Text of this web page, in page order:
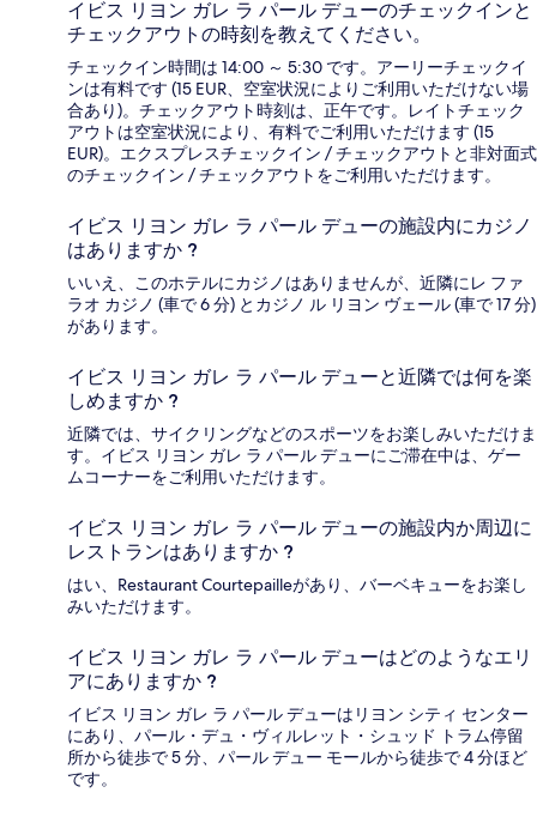
イビス リヨン ガレ ラ パール デューのチェックインと
チェックアウトの時刻を教えてください。
チェックイン時間は 14:00 ～ 5:30 です。アーリーチェックイ
ンは有料です (15 EUR、空室状況によりご利用いただけない場
合あり)。チェックアウト時刻は、正午です。レイトチェック
アウトは空室状況により、有料でご利用いただけます (15
EUR)。エクスプレスチェックイン / チェックアウトと非対面式
のチェックイン / チェックアウトをご利用いただけます。
イビス リヨン ガレ ラ パール デューの施設内にカジノ
はありますか ?
いいえ、このホテルにカジノはありませんが、近隣にレ ファ
ラオ カジノ (車で 6 分) とカジノ ル リヨン ヴェール (車で 17 分)
があります。
イビス リヨン ガレ ラ パール デューと近隣では何を楽
しめますか ?
近隣では、サイクリングなどのスポーツをお楽しみいただけま
す。イビス リヨン ガレ ラ パール デューにご滞在中は、ゲー
ムコーナーをご利用いただけます。
イビス リヨン ガレ ラ パール デューの施設内か周辺に
レストランはありますか ?
はい、Restaurant Courtepailleがあり、バーベキューをお楽し
みいただけます。
イビス リヨン ガレ ラ パール デューはどのようなエリ
アにありますか ?
イビス リヨン ガレ ラ パール デューはリヨン シティ センター
にあり、パール・デュ・ヴィルレット・シュッド トラム停留
所から徒歩で 5 分、パール デュー モールから徒歩で 4 分ほど
です。